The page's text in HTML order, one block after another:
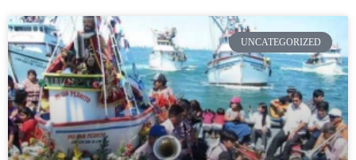
UNCATEGORIZED